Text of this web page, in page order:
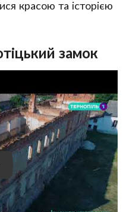
красою та історією
замок